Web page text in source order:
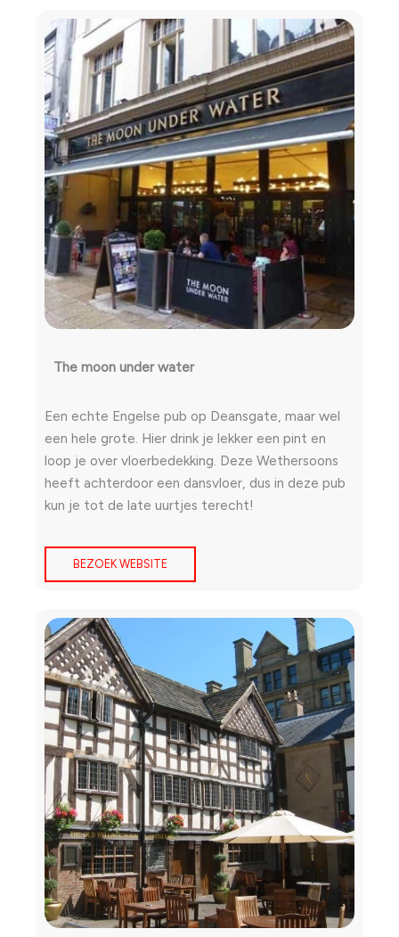
The moon under water
Een echte Engelse pub op Deansgate, maar wel
een hele grote. Hier drink je lekker een pint en
loop je over vloerbedekking. Deze Wethersoons
heeft achterdoor een dansvloer, dus in deze pub
kun je tot de late uurtjes terecht!
BEZOEK WEBSITE